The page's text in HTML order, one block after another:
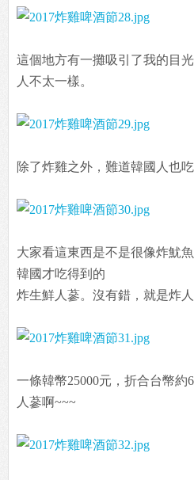
這個地方有一攤吸引了我的目
人不太一樣。
除了炸雞之外，難道韓國人也
大家看這東西是不是很像炸魷
韓國才吃得到的
炸生鮮人蔘。沒有錯，就是炸
一條韓幣25000元，折合台幣約
人蔘啊~~~